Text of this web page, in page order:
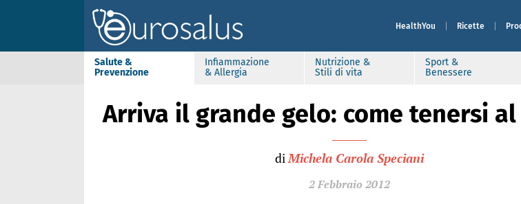
HealthYou Ricette
Salute &
Prevenzione
Infiammazione
& Allergia
Nutrizione &
Stili di vita
Sport &
Benessere
Arriva il grande gelo: come tenersi
diMichela Carola Speciani
2 Febbraio 2012